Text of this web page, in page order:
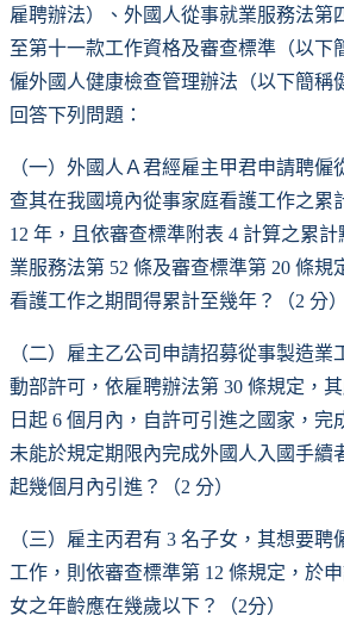
雇聘辦法）、外國人從事就業服務法第
至第十一款工作資格及審查標準（以下
僱外國人健康檢查管理辦法（以下簡稱
回答下列問題：
（一）外國人Ａ君經雇主甲君申請聘僱
查其在我國境內從事家庭看護工作之累
12 年，且依審查標準附表 4 計算之累
業服務法第 52 條及審查標準第 20 條規
看護工作之期間得累計至幾年？（2 分）
（二）雇主乙公司申請招募從事製造業
動部許可，依雇聘辦法第 30 條規定，
日起 6 個月內，自許可引進之國家，完
未能於規定期限內完成外國人入國手續
起幾個月內引進？（2 分）
（三）雇主丙君有 3 名子女，其想要
工作，則依審查標準第 12 條規定，於
女之年齡應在幾歲以下？（2分）